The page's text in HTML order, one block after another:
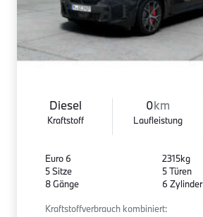
Diesel
Kraftstoff
0km
Laufleistung
Euro 6
5 Sitze
8 Gänge
2315kg
5 Türen
6 Zylinder
Kraftstoffverbrauch kombiniert: